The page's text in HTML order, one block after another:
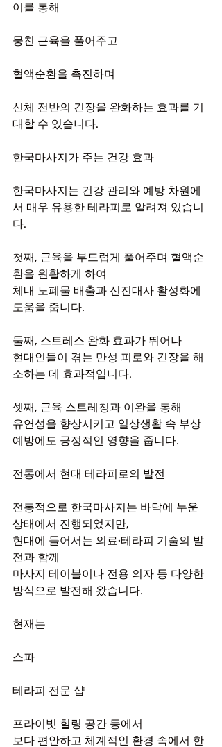
이를 통해
뭉친 근육을 풀어주고
혈액순환을 촉진하며
신체 전반의 긴장을 완화하는 효과를 기
대할 수 있습니다.
한국마사지가 주는 건강 효과
한국마사지는 건강 관리와 예방 차원에
서 매우 유용한 테라피로 알려져 있습니
다.
첫째, 근육을 부드럽게 풀어주며 혈액순
환을 원활하게 하여
체내 노폐물 배출과 신진대사 활성화에
도움을 줍니다.
둘째, 스트레스 완화 효과가 뛰어나
현대인들이 겪는 만성 피로와 긴장을 해
소하는 데 효과적입니다.
셋째, 근육 스트레칭과 이완을 통해
유연성을 향상시키고 일상생활 속 부상
예방에도 긍정적인 영향을 줍니다.
전통에서 현대 테라피로의 발전
전통적으로 한국마사지는 바닥에 누운
상태에서 진행되었지만,
현대에 들어서는 의료·테라피 기술의 발
전과 함께
마사지 테이블이나 전용 의자 등 다양한
방식으로 발전해 왔습니다.
현재는
스파
테라피 전문 샵
프라이빗 힐링 공간 등에서
보다 편안하고 체계적인 환경 속에서 한